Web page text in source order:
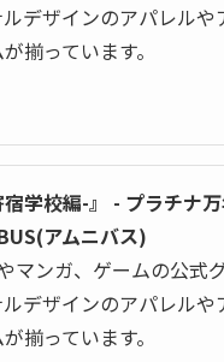
デザインのアパレルや
揃っています。
学校編-』 - プラチナ
アムニバス)
マンガ、ゲームの公式
デザインのアパレルや
揃っています。